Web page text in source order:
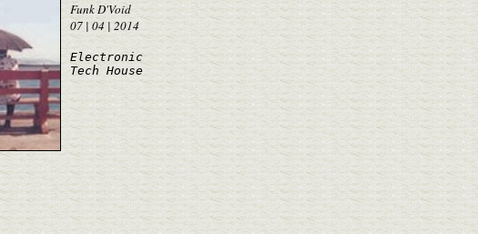
Funk D'Void
07 | 04 | 2014
Electronic
Tech House